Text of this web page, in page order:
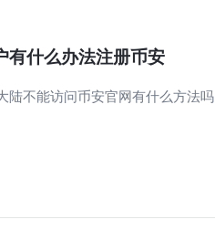
有什么办法注册币安
陆不能访问币安官网有什么方法吗